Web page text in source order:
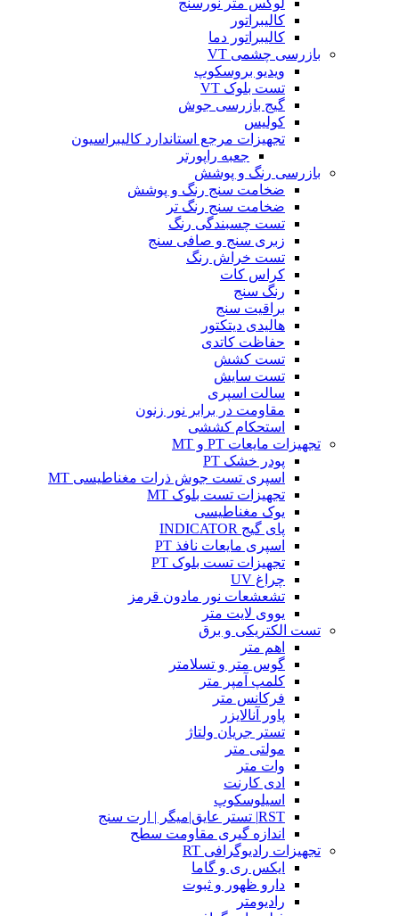
کالیبراتور
کالیبراتور دما
بازرسی چشمی VT
ویدیو بروسکوپ
تست بلوک VT
گیج بازرسی جوش
کولیس
تجهیزات مرجع استاندارد کالیبراسیون
جعبه راپورتر
بازرسی رنگ و پوشش
ضخامت سنج رنگ و پوشش
ضخامت سنج رنگ تر
تست چسبندگی رنگ
زبری سنج و صافی سنج
تست خراش رنگ
کراس کات
رنگ سنج
براقیت سنج
هالیدی دیتکتور
حفاظت کاتدی
تست کشش
تست سایش
سالت اسپری
مقاومت در برابر نور زنون
استحکام کششی
تجهیزات مایعات PT و MT
پودر خشک PT
اسپری تست جوش ذرات مغناطیسی MT
تجهیزات تست بلوک MT
یوک مغناطیسی
پای گیج INDICATOR
اسپری مایعات نافذ PT
تجهیزات تست بلوک PT
چراغ UV
تشعشعات نور مادون قرمز
یووی لایت متر
تست الکتریکی و برق
اهم متر
گوس متر و تسلامتر
کلمپ آمپر متر
فرکانس متر
پاور آنالایزر
تستر جریان ولتاژ
مولتی متر
وات متر
ادی کارنت
اسیلوسکوپ
RST| تستر عایق|میگر | ارت سنج
اندازه گیری مقاومت سطح
تجهیزات رادیوگرافی RT
ایکس ری و گاما
دارو ظهور و ثبوت
رادیومتر